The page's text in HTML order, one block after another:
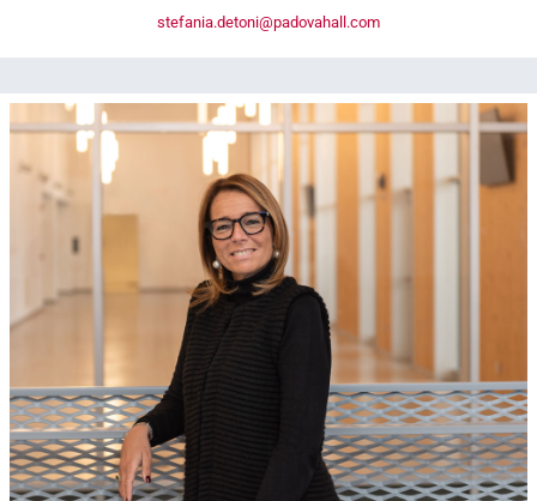
stefania.detoni@padovahall.com